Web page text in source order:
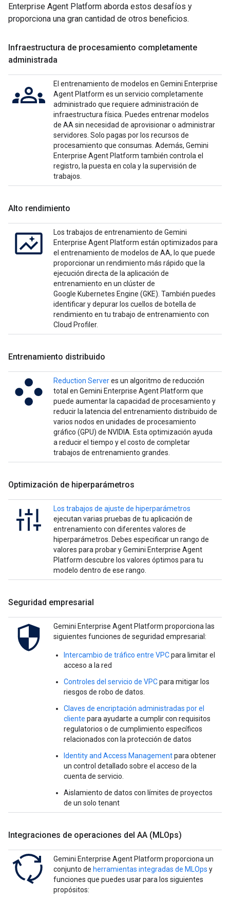
Enterprise Agent Platform aborda estos desafíos y
proporciona una gran cantidad de otros beneficios.
Infraestructura de procesamiento completamente
administrada
El entrenamiento de modelos en Gemini Enterprise
Agent Platform es un servicio completamente
administrado que requiere administración de
infraestructura física. Puedes entrenar modelos
de AA sin necesidad de aprovisionar o administrar
servidores. Solo pagas por los recursos de
procesamiento que consumas. Además, Gemini
Enterprise Agent Platform también controla el
registro, la puesta en cola y la supervisión de
trabajos.
Alto rendimiento
Los trabajos de entrenamiento de Gemini
Enterprise Agent Platform están optimizados para
el entrenamiento de modelos de AA, lo que puede
proporcionar un rendimiento más rápido que la
ejecución directa de la aplicación de
entrenamiento en un clúster de
Google Kubernetes Engine (GKE). También puedes
identificar y depurar los cuellos de botella de
rendimiento en tu trabajo de entrenamiento con
Cloud Profiler.
Entrenamiento distribuido
Reduction Serveres un algoritmo de reducción
total en Gemini Enterprise Agent Platform que
puede aumentar la capacidad de procesamiento y
reducir la latencia del entrenamiento distribuido de
varios nodos en unidades de procesamiento
gráfico (GPU) de NVIDIA. Esta optimización ayuda
a reducir el tiempo y el costo de completar
trabajos de entrenamiento grandes.
Optimización de hiperparámetros
Los trabajos de ajuste de hiperparámetros
ejecutan varias pruebas de tu aplicación de
entrenamiento con diferentes valores de
hiperparámetros. Debes especificar un rango de
valores para probar y Gemini Enterprise Agent
Platform descubre los valores óptimos para tu
modelo dentro de ese rango.
Seguridad empresarial
Gemini Enterprise Agent Platform proporciona las
siguientes funciones de seguridad empresarial:
Intercambio de tráfico entre VPCpara limitar el
acceso a la red
Controles del servicio de VPCpara mitigar los
riesgos de robo de datos.
Claves de encriptación administradas por el
cliente para ayudarte a cumplir con requisitos
regulatorios o de cumplimiento específicos
relacionados con la protección de datos
Identity and Access Managementpara obtener
un control detallado sobre el acceso de la
cuenta de servicio.
Aislamiento de datos con límites de proyectos
de un solo tenant
Integraciones de operaciones del AA (MLOps)
Gemini Enterprise Agent Platform proporciona un
conjunto de herramientas integradas de MLOps y
funciones que puedes usar para los siguientes
propósitos: